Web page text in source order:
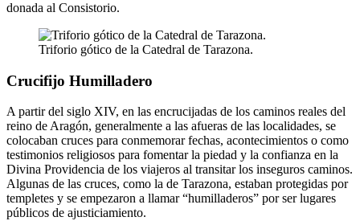
donada al Consistorio.
Triforio gótico de la Catedral de Tarazona.
Crucifijo Humilladero
A partir del siglo XIV, en las encrucijadas de los caminos reales del
reino de Aragón, generalmente a las afueras de las localidades, se
colocaban cruces para conmemorar fechas, acontecimientos o como
testimonios religiosos para fomentar la piedad y la confianza en la
Divina Providencia de los viajeros al transitar los inseguros caminos.
Algunas de las cruces, como la de Tarazona, estaban protegidas por
templetes y se empezaron a llamar “humilladeros” por ser lugares
públicos de ajusticiamiento.